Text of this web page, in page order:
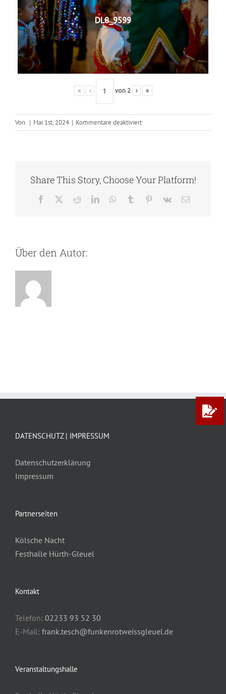
DL8_9599
« ‹ von 2 › »
Von | Mai 1st, 2024 | Kommentare deaktiviertfür
2024-
Share This Story, Choose Your Platform!
Facebook RedditLinkedInWhatsApp
Tumblr Pinterest
Vk
E-
Über den Autor:
DATENSCHUTZ | IMPRESSUM
Datenschutzerklärung
Impressum
Partnerseiten
Kölsche Nacht
Festhalle Hürth-Gleuel
Kontakt
Telefon: 02233 93 52 30
E-Mail: frank.tesch@funkenrotweissgleuel.de
Veranstaltungshalle